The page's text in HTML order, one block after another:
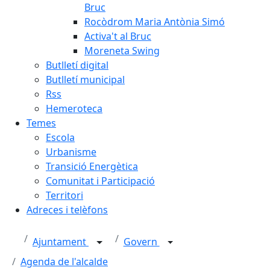
Bruc
Rocòdrom Maria Antònia Simó
Activa't al Bruc
Moreneta Swing
Butlletí digital
Butlletí municipal
Rss
Hemeroteca
Temes
Escola
Urbanisme
Transició Energètica
Comunitat i Participació
Territori
Adreces i telèfons
Ajuntament
Govern
Agenda de l'alcalde